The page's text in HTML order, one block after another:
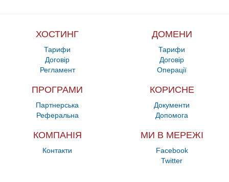
ХОСТИНГ
Тарифи
Договір
Регламент
ДОМЕНИ
Тарифи
Договір
Операції
ПРОГРАМИ
Партнерська
Реферальна
КОРИСНЕ
Документи
Допомога
КОМПАНІЯ
Контакти
МИ В МЕРЕЖІ
Facebook
Twitter